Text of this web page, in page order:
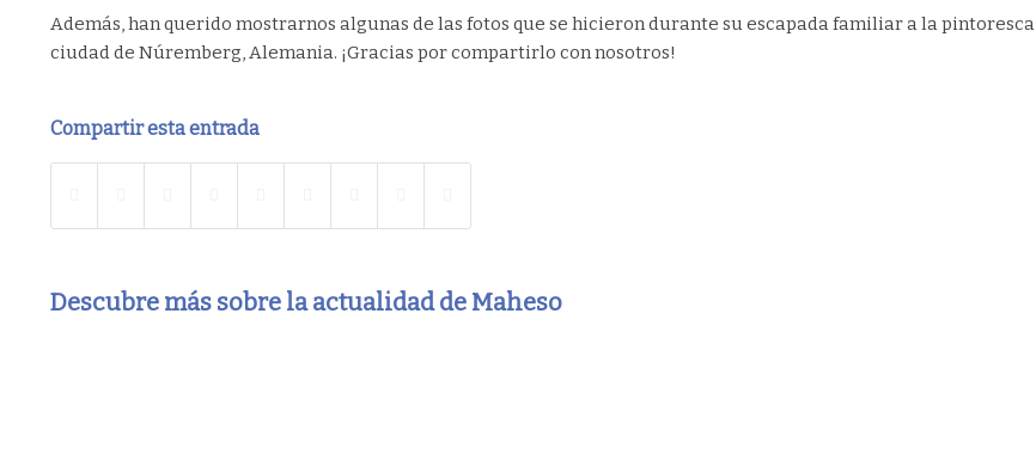
Además, han querido mostrarnos algunas de las fotos que se hicieron durante su escapada familiar a la pintoresca
ciudad de Núremberg, Alemania. ¡Gracias por compartirlo con nosotros!
Compartir esta entrada
Descubre más sobre la actualidad de Maheso